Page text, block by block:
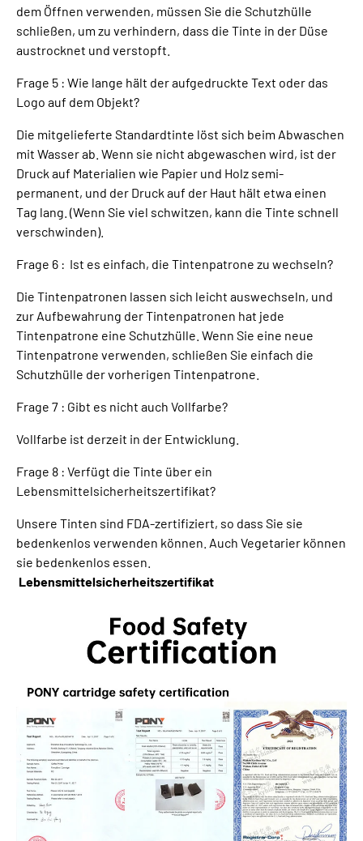
dem Öffnen verwenden, müssen Sie die Schutzhülle
schließen, um zu verhindern, dass die Tinte in der Düse
austrocknet und verstopft.
Frage 5 : Wie lange hält der aufgedruckte Text oder das
Logo auf dem Objekt?
Die mitgelieferte Standardtinte löst sich beim Abwaschen
mit Wasser ab. Wenn sie nicht abgewaschen wird, ist der
Druck auf Materialien wie Papier und Holz semi-
permanent, und der Druck auf der Haut hält etwa einen
Tag lang. (Wenn Sie viel schwitzen, kann die Tinte schnell
verschwinden).
Frage 6 : Ist es einfach, die Tintenpatrone zu wechseln?
Die Tintenpatronen lassen sich leicht auswechseln, und
zur Aufbewahrung der Tintenpatronen hat jede
Tintenpatrone eine Schutzhülle. Wenn Sie eine neue
Tintenpatrone verwenden, schließen Sie einfach die
Schutzhülle der vorherigen Tintenpatrone.
Frage 7 : Gibt es nicht auch Vollfarbe?
Vollfarbe ist derzeit in der Entwicklung.
Frage 8 : Verfügt die Tinte über ein
Lebensmittelsicherheitszertifikat?
Unsere Tinten sind FDA-zertifiziert, so dass Sie sie
bedenkenlos verwenden können. Auch Vegetarier können
sie bedenkenlos essen.
Lebensmittelsicherheitszertifikat